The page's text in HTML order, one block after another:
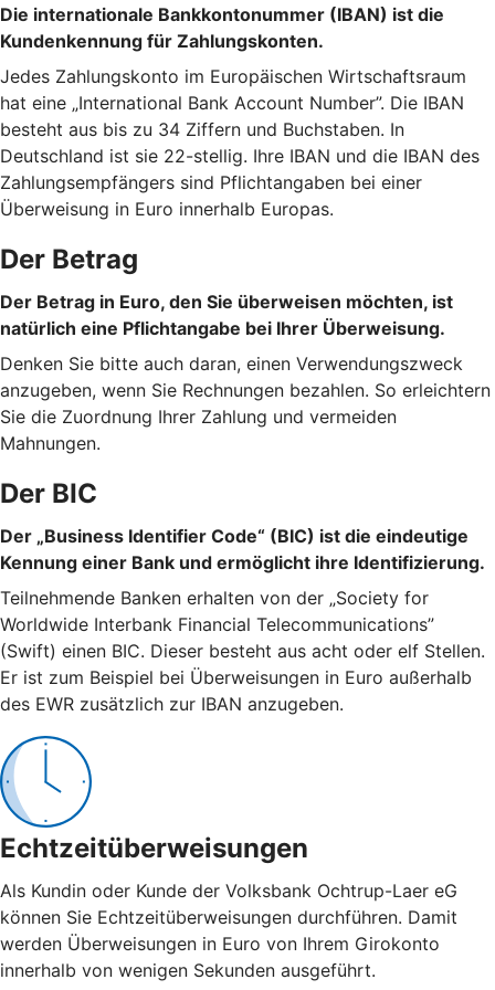
Die internationale Bankkontonummer (IBAN) ist die
Kundenkennung für Zahlungskonten.
Jedes Zahlungskonto im Europäischen Wirtschaftsraum
hat eine „International Bank Account Number”. Die IBAN
besteht aus bis zu 34 Ziffern und Buchstaben. In
Deutschland ist sie 22-stellig. Ihre IBAN und die IBAN des
Zahlungsempfängers sind Pflichtangaben bei einer
Überweisung in Euro innerhalb Europas.
Der Betrag
Der Betrag in Euro, den Sie überweisen möchten, ist
natürlich eine Pflichtangabe bei Ihrer Überweisung.
Denken Sie bitte auch daran, einen Verwendungszweck
anzugeben, wenn Sie Rechnungen bezahlen. So erleichtern
Sie die Zuordnung Ihrer Zahlung und vermeiden
Mahnungen.
Der BIC
Der „Business Identifier Code“ (BIC) ist die eindeutige
Kennung einer Bank und ermöglicht ihre Identifizierung.
Teilnehmende Banken erhalten von der „Society for
Worldwide Interbank Financial Telecommunications”
(Swift) einen BIC. Dieser besteht aus acht oder elf Stellen.
Er ist zum Beispiel bei Überweisungen in Euro außerhalb
des EWR zusätzlich zur IBAN anzugeben.
Echtzeitüberweisungen
Als Kundin oder Kunde der Volksbank Ochtrup-Laer eG
können Sie Echtzeitüberweisungen durchführen. Damit
werden Überweisungen in Euro von Ihrem Girokonto
innerhalb von wenigen Sekunden ausgeführt.